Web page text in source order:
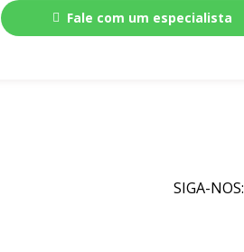
Fale com um especialista
SIGA-NOS: